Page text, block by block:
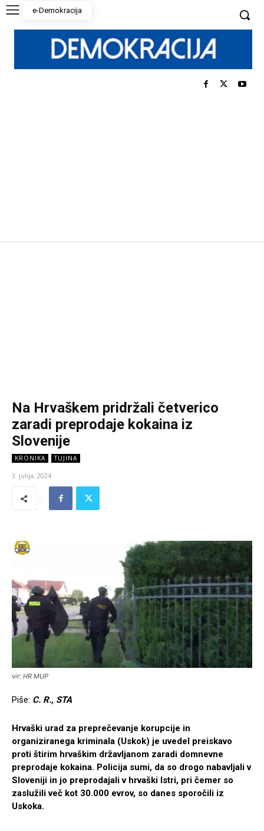
e-Demokracija
Na Hrvaškem pridržali četverico
zaradi preprodaje kokaina iz
Slovenije
KRONIKA TUJINA
3. julija, 2024
vir: HR MUP
Piše: C. R., STA
Hrvaški urad za preprečevanje korupcije in
organiziranega kriminala (Uskok) je uvedel preiskavo
proti štirim hrvaškim državljanom zaradi domnevne
preprodaje kokaina. Policija sumi, da so drogo nabavljali v
Sloveniji in jo preprodajali v hrvaški Istri, pri čemer so
zaslužili več kot 30.000 evrov, so danes sporočili iz
Uskoka.